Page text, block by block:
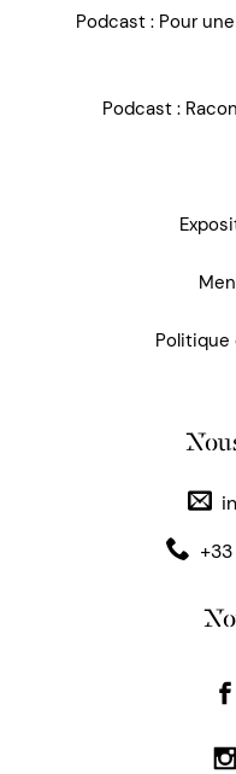
Podcast : Pour
Podcast :